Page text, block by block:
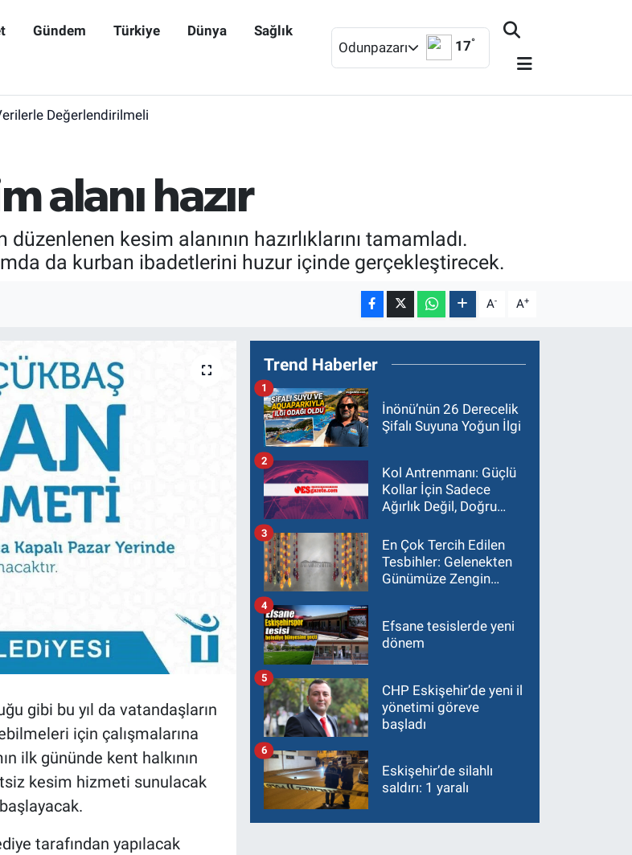
Gündem Türkiye Dünya Sağlık
Odunpazarı 17°
Değerlendirilmeli
alanı hazır
kesim alanının hazırlıklarını tamamladı.
da kurban ibadetlerini huzur içinde gerçekleştirecek.
A- A+
gibi bu yıl da vatandaşların
için çalışmalarına
ilk gününde kent halkının
kesim hizmeti sunulacak
tarafından yapılacak
Trend Haberler
İnönü’nün 26 Derecelik
Şifalı Suyuna Yoğun İlgi
1
Kol Antrenmanı: Güçlü
Kollar İçin Sadece
Ağırlık Değil, Doğru
2
En Çok Tercih Edilen
Tesbihler: Gelenekten
Günümüze Zengin
3
Efsane tesislerde yeni
dönem
4
CHP Eskişehir’de yeni il
yönetimi göreve
başladı
5
Eskişehir’de silahlı
saldırı: 1 yaralı
6